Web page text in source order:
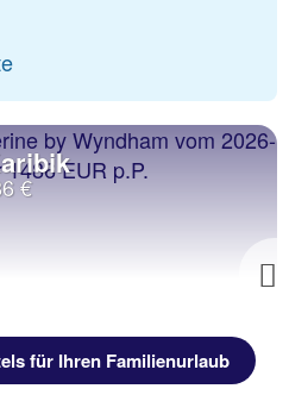
€
für Ihren Familienurlaub